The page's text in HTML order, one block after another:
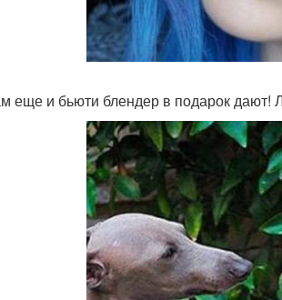
еще и бьюти блендер в подарок дают!